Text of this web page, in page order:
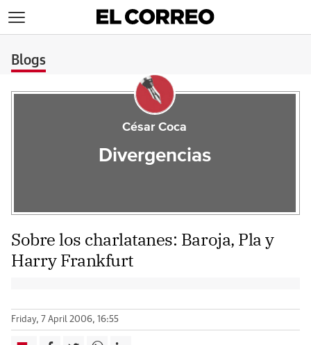
Blogs
César Coca
Divergencias
Sobre los charlatanes: Baroja, Pla y
Harry Frankfurt
Friday, 7 April 2006, 16:55